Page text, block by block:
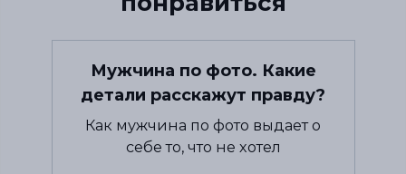
Мужчина по фото. Какие
детали расскажут правду?
Как мужчина по фото выдает о
себе то, что не хотел